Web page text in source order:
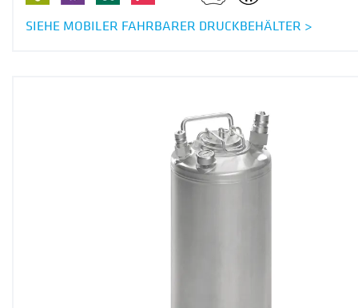
SIEHE MOBILER FAHRBARER DRUCKBEHÄLTER >